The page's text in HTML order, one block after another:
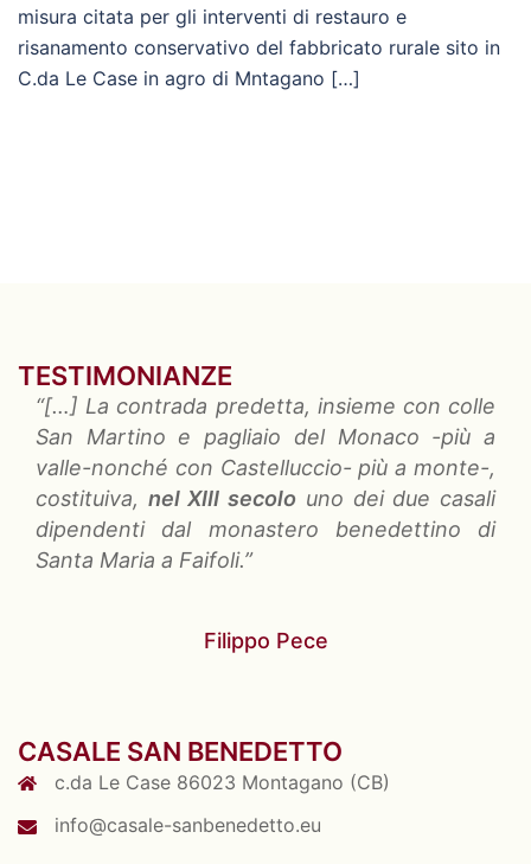
misura citata per gli interventi di restauro e
risanamento conservativo del fabbricato rurale sito in
C.da Le Case in agro di Mntagano […]
TESTIMONIANZE
“[…] La contrada predetta, insieme con colle
San Martino e pagliaio del Monaco -più a
valle-nonché con Castelluccio- più a monte-,
costituiva, nel XIII secolo uno dei due casali
dipendenti dal monastero benedettino di
Santa Maria a Faifoli.”
Filippo Pece
CASALE SAN BENEDETTO
c.da Le Case 86023 Montagano (CB)
info@casale-sanbenedetto.eu